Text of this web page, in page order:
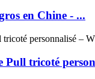
en Chine - ...
tricoté